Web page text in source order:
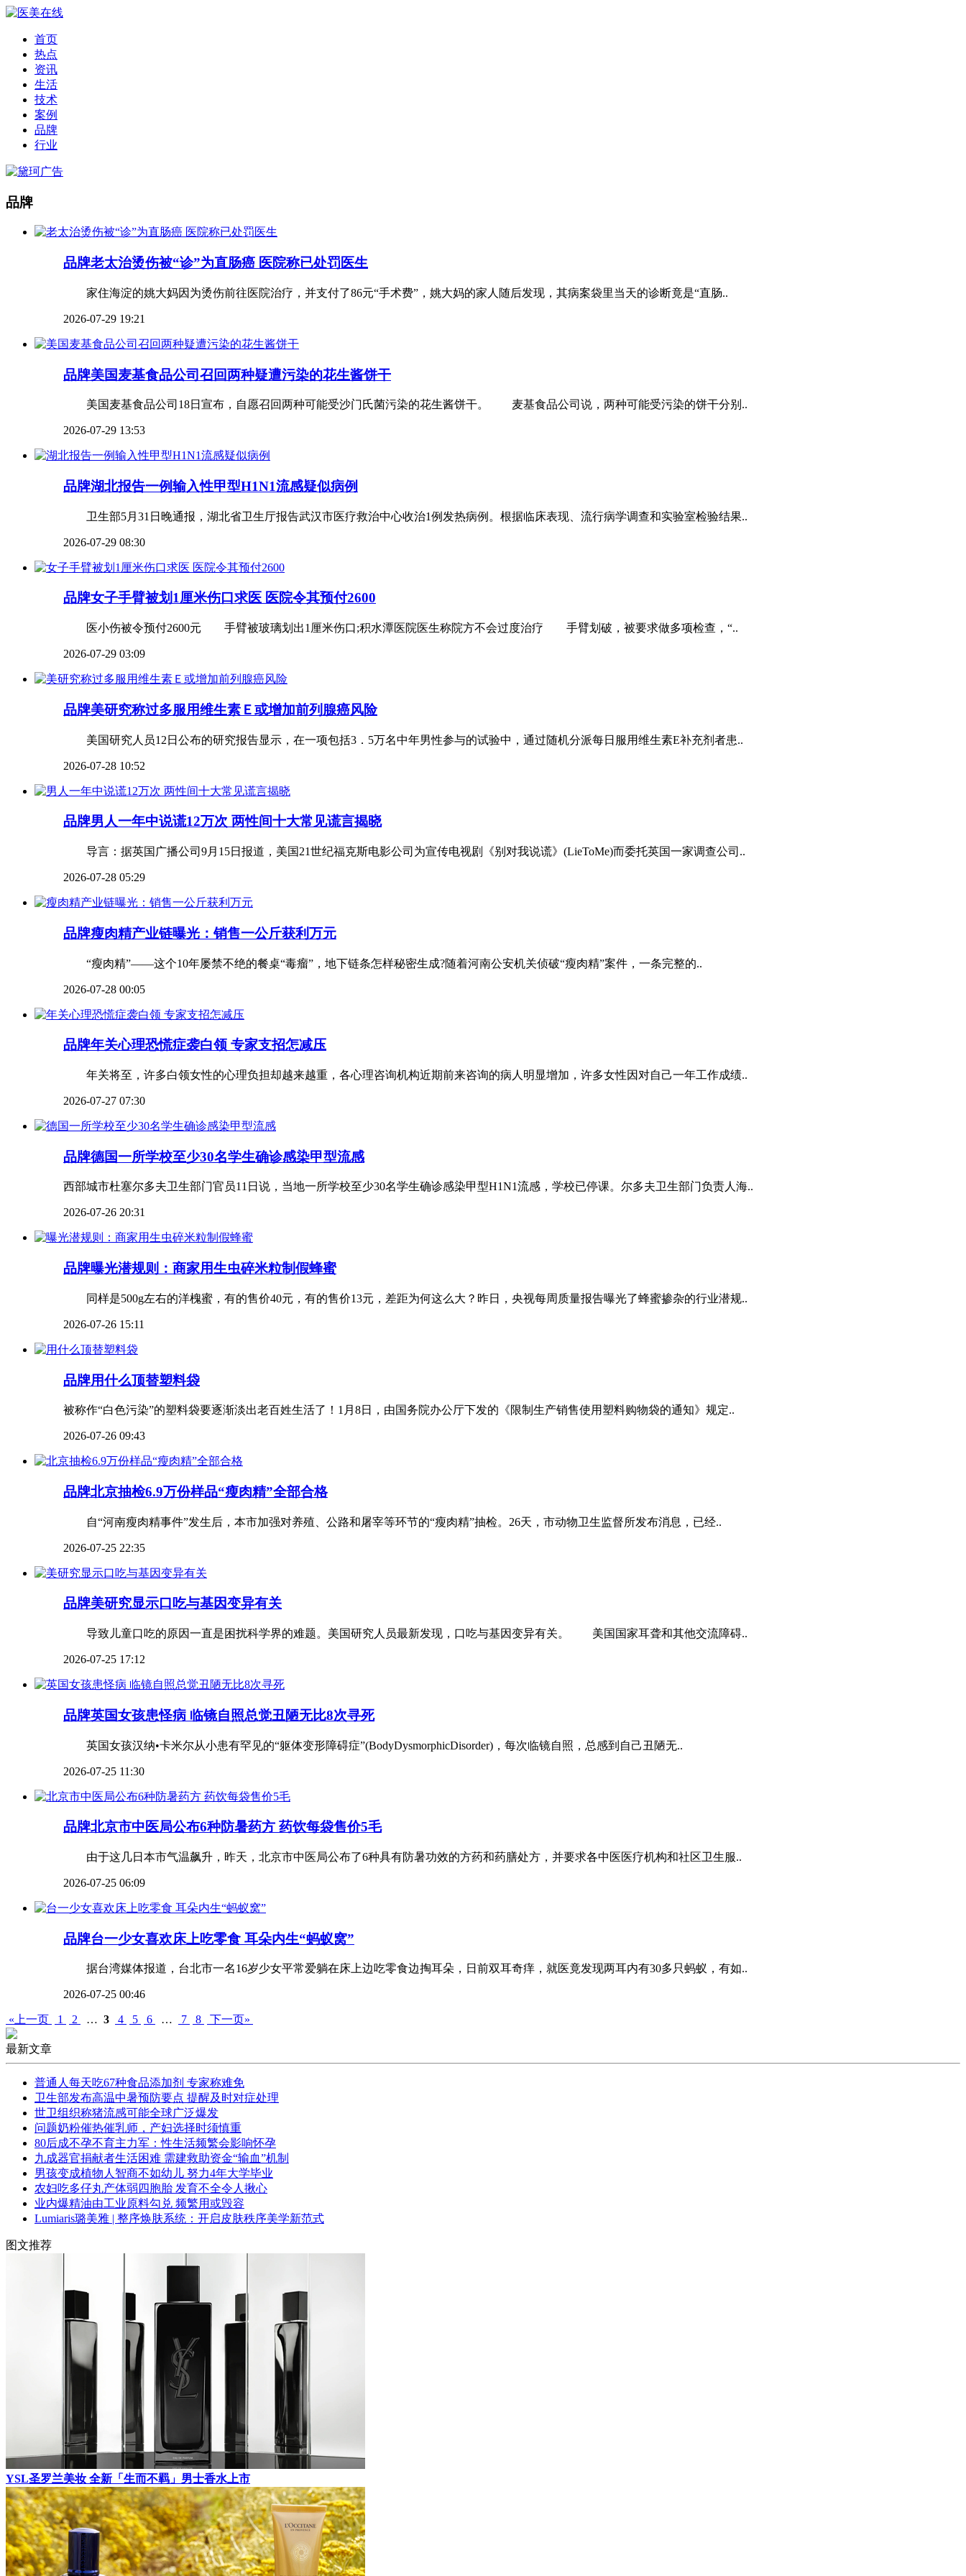
首页
热点
资讯
生活
技术
案例
品牌
行业
品牌
品牌老太治烫伤被“诊”为直肠癌 医院称已处罚医生
家住海淀的姚大妈因为烫伤前往医院治疗，并支付了86元“手术费”，姚大妈的家人随后发现，其病案袋里当天的诊断竟是“直肠..
2026-07-29 19:21
品牌美国麦基食品公司召回两种疑遭污染的花生酱饼干
美国麦基食品公司18日宣布，自愿召回两种可能受沙门氏菌污染的花生酱饼干。 麦基食品公司说，两种可能受污染的饼干分别..
2026-07-29 13:53
品牌湖北报告一例输入性甲型H1N1流感疑似病例
卫生部5月31日晚通报，湖北省卫生厅报告武汉市医疗救治中心收治1例发热病例。根据临床表现、流行病学调查和实验室检验结果..
2026-07-29 08:30
品牌女子手臂被划1厘米伤口求医 医院令其预付2600
医小伤被令预付2600元 手臂被玻璃划出1厘米伤口;积水潭医院医生称院方不会过度治疗 手臂划破，被要求做多项检查，“..
2026-07-29 03:09
品牌美研究称过多服用维生素Ｅ或增加前列腺癌风险
美国研究人员12日公布的研究报告显示，在一项包括3．5万名中年男性参与的试验中，通过随机分派每日服用维生素E补充剂者患..
2026-07-28 10:52
品牌男人一年中说谎12万次 两性间十大常见谎言揭晓
导言：据英国广播公司9月15日报道，美国21世纪福克斯电影公司为宣传电视剧《别对我说谎》(LieToMe)而委托英国一家调查公司..
2026-07-28 05:29
品牌瘦肉精产业链曝光：销售一公斤获利万元
“瘦肉精”——这个10年屡禁不绝的餐桌“毒瘤”，地下链条怎样秘密生成?随着河南公安机关侦破“瘦肉精”案件，一条完整的..
2026-07-28 00:05
品牌年关心理恐慌症袭白领 专家支招怎减压
年关将至，许多白领女性的心理负担却越来越重，各心理咨询机构近期前来咨询的病人明显增加，许多女性因对自己一年工作成绩..
2026-07-27 07:30
品牌德国一所学校至少30名学生确诊感染甲型流感
西部城市杜塞尔多夫卫生部门官员11日说，当地一所学校至少30名学生确诊感染甲型H1N1流感，学校已停课。尔多夫卫生部门负责人海..
2026-07-26 20:31
品牌曝光潜规则：商家用生虫碎米粒制假蜂蜜
同样是500g左右的洋槐蜜，有的售价40元，有的售价13元，差距为何这么大？昨日，央视每周质量报告曝光了蜂蜜掺杂的行业潜规..
2026-07-26 15:11
品牌用什么顶替塑料袋
被称作“白色污染”的塑料袋要逐渐淡出老百姓生活了！1月8日，由国务院办公厅下发的《限制生产销售使用塑料购物袋的通知》规定..
2026-07-26 09:43
品牌北京抽检6.9万份样品“瘦肉精”全部合格
自“河南瘦肉精事件”发生后，本市加强对养殖、公路和屠宰等环节的“瘦肉精”抽检。26天，市动物卫生监督所发布消息，已经..
2026-07-25 22:35
品牌美研究显示口吃与基因变异有关
导致儿童口吃的原因一直是困扰科学界的难题。美国研究人员最新发现，口吃与基因变异有关。 美国国家耳聋和其他交流障碍..
2026-07-25 17:12
品牌英国女孩患怪病 临镜自照总觉丑陋无比8次寻死
英国女孩汉纳•卡米尔从小患有罕见的“躯体变形障碍症”(BodyDysmorphicDisorder)，每次临镜自照，总感到自己丑陋无..
2026-07-25 11:30
品牌北京市中医局公布6种防暑药方 药饮每袋售价5毛
由于这几日本市气温飙升，昨天，北京市中医局公布了6种具有防暑功效的方药和药膳处方，并要求各中医医疗机构和社区卫生服..
2026-07-25 06:09
品牌台一少女喜欢床上吃零食 耳朵内生“蚂蚁窝”
据台湾媒体报道，台北市一名16岁少女平常爱躺在床上边吃零食边掏耳朵，日前双耳奇痒，就医竟发现两耳内有30多只蚂蚁，有如..
2026-07-25 00:46
«上一页 1 2 … 3 4 5 6 … 7 8 下一页»
最新文章
普通人每天吃67种食品添加剂 专家称难免
卫生部发布高温中暑预防要点 提醒及时对症处理
世卫组织称猪流感可能全球广泛爆发
问题奶粉催热催乳师，产妇选择时须慎重
80后成不孕不育主力军：性生活频繁会影响怀孕
九成器官捐献者生活困难 需建救助资金“输血”机制
男孩变成植物人智商不如幼儿 努力4年大学毕业
农妇吃多仔丸产体弱四胞胎 发育不全令人揪心
业内爆精油由工业原料勾兑 频繁用或毁容
Lumiaris璐美雅 | 整序焕肤系统：开启皮肤秩序美学新范式
图文推荐
YSL圣罗兰美妆 全新「生而不羁」男士香水上市